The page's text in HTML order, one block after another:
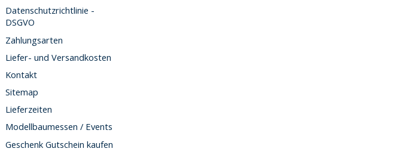
Datenschutzrichtlinie -
DSGVO
Zahlungsarten
Liefer- und Versandkosten
Kontakt
Sitemap
Lieferzeiten
Modellbaumessen / Events
Geschenk Gutschein kaufen